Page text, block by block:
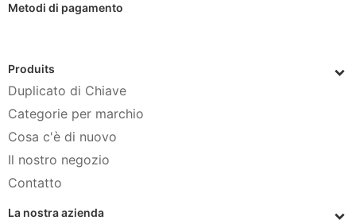
Metodi di pagamento
Produits
Duplicato di Chiave
Categorie per marchio
Cosa c'è di nuovo
Il nostro negozio
Contatto
La nostra azienda